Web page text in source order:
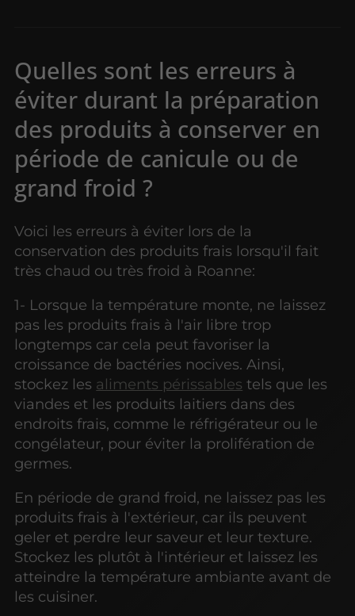
Quelles sont les erreurs à
éviter durant la préparation
des produits à conserver en
période de canicule ou de
grand froid ?
Voici les erreurs à éviter lors de la
conservation des produits frais lorsqu'il fait
très chaud ou très froid à Roanne:
1- Lorsque la température monte, ne laissez
pas les produits frais à l'air libre trop
longtemps car cela peut favoriser la
croissance de bactéries nocives. Ainsi,
stockez les aliments périssables tels que les
viandes et les produits laitiers dans des
endroits frais, comme le réfrigérateur ou le
congélateur, pour éviter la prolifération de
germes.
En période de grand froid, ne laissez pas les
produits frais à l'extérieur, car ils peuvent
geler et perdre leur saveur et leur texture.
Stockez les plutôt à l'intérieur et laissez les
atteindre la température ambiante avant de
les cuisiner.